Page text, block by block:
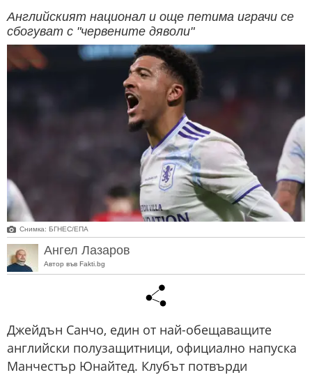
Английският национал и още петима играчи се
сбогуват с "червените дяволи"
Снимка: БГНЕС/EПA
Ангел Лазаров
Автор във Fakti.bg
Джейдън Санчо, един от най-обещаващите
английски полузащитници, официално напуска
Манчестър Юнайтед. Клубът потвърди